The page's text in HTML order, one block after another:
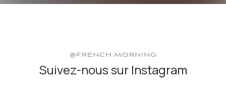
@FRENCH.MORNING
Suivez-nous sur Instagram